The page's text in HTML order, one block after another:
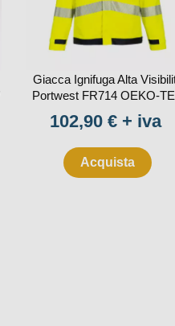
Giacca Ignifuga Alta
Portwest FR714 OEKO-
Prezzo
102,90 € + iva
Acquista